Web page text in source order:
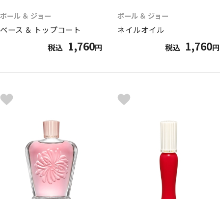
ポール ＆ ジョー
ベース ＆ トップコート
税込 1,760円
ポール ＆ ジョー
ネイルオイル
税込 1,760円